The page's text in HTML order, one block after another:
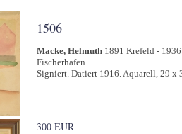
1506
Macke, Helmuth 1891 Krefeld -
Fischerhafen.
Signiert. Datiert 1916. Aquarell, 29 x
300 EUR